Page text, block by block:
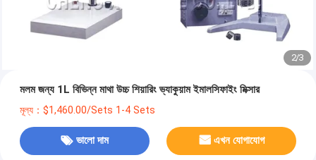
2/3
মলম জন্য 1L বিভিন্ন মাথা উচ্চ শিয়ারিং ভ্যাকুয়াম ইমালসিফাইং মিক্সার
মূল্য：$1,460.00/Sets 1-4 Sets
ভালো দাম এখন যোগাযোগ